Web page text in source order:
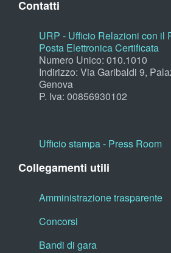
Contatti
URP - Ufficio Relazioni con il
Posta Elettronica Certificata
Numero Unico: 010.1010
Indirizzo: Via Garibaldi 9,
Genova
P. Iva: 00856930102
Ufficio stampa - Press Room
Collegamenti utili
Amministrazione trasparente
Concorsi
Bandi di gara